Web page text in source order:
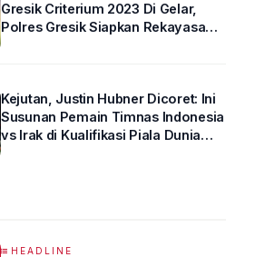
Gresik Criterium 2023 Di Gelar,
Polres Gresik Siapkan Rekayasa
Kejutan, Justin Hubner Dicoret: Ini
Susunan Pemain Timnas Indonesia
vs Irak di Kualifikasi Piala Dunia
HEADLINE